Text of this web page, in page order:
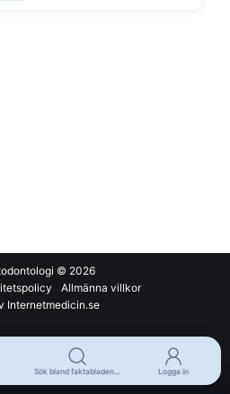
© 2026
Allmänna villkor
Internetmedicin.se
Sök bland faktabladen... Logga in